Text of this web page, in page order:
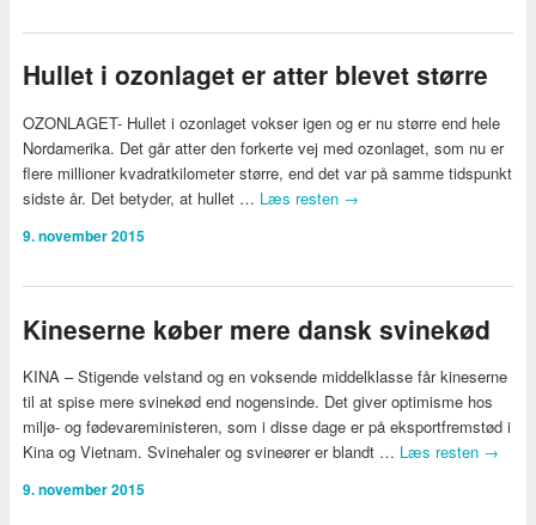
Hullet i ozonlaget er atter blevet større
OZONLAGET- Hullet i ozonlaget vokser igen og er nu større end hele
Nordamerika. Det går atter den forkerte vej med ozonlaget, som nu er
flere millioner kvadratkilometer større, end det var på samme tidspunkt
sidste år. Det betyder, at hullet … Læs resten →
9. november 2015
Kineserne køber mere dansk svinekød
KINA – Stigende velstand og en voksende middelklasse får kineserne
til at spise mere svinekød end nogensinde. Det giver optimisme hos
miljø- og fødevareministeren, som i disse dage er på eksportfremstød i
Kina og Vietnam. Svinehaler og svineører er blandt … Læs resten →
9. november 2015